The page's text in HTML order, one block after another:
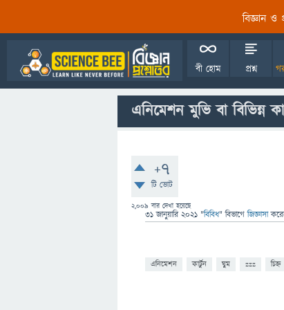
বিজ্ঞান ও
বী হোম প্রশ্ন
এনিমেশন মুভি বা বিভিন্ন
+7
টি ভোট
2,009 বার দেখা হয়েছে
31 জানুয়ারি 2021 "বিবিধ" বিভাগে জিজ্ঞাসা
এনিমেশন কার্টুন ঘুম zzz চিহ্ন